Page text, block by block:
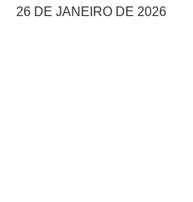
26 DE JANEIRO DE 2026